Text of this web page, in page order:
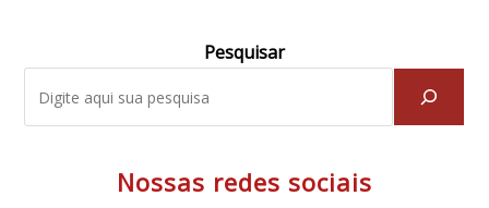
Pesquisar
Nossas redes sociais